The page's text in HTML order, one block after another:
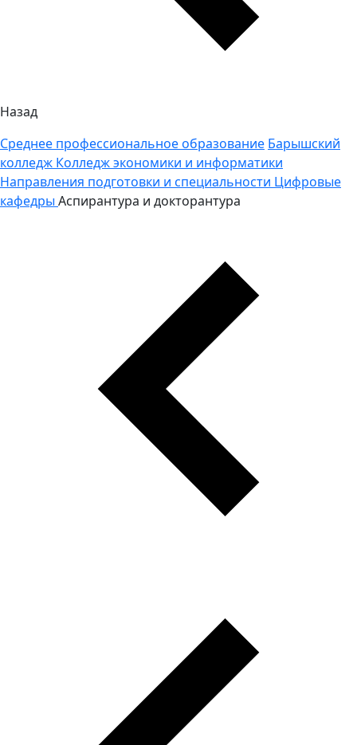
Назад
Среднее профессиональное образование Барышский
колледж Колледж экономики и информатики
Направления подготовки и специальности Цифровые
кафедры Аспирантура и докторантура